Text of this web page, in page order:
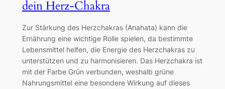
dein Herz-Chakra
Zur Stärkung des Herzchakras (Anahata) kann die
Ernährung eine wichtige Rolle spielen, da bestimmte
Lebensmittel helfen, die Energie des Herzchakras zu
unterstützen und zu harmonisieren. Das Herzchakra ist
mit der Farbe Grün verbunden, weshalb grüne
Nahrungsmittel eine besondere Wirkung auf dieses